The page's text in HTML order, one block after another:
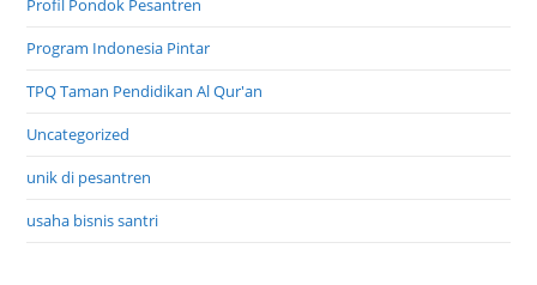
Profil Pondok Pesantren
Program Indonesia Pintar
TPQ Taman Pendidikan Al Qur'an
Uncategorized
unik di pesantren
usaha bisnis santri